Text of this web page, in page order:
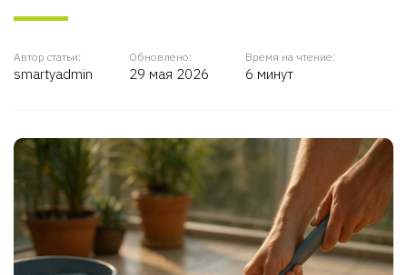
Автор статьи:
smartyadmin
Обновлено:
29 мая 2026
Время на чтение:
6 минут